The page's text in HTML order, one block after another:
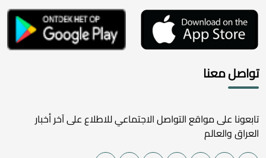
تواصل معنا
تابعونا على مواقع التواصل الاجتماعي للاطلاع على آخر أخبار
العراق والعالم